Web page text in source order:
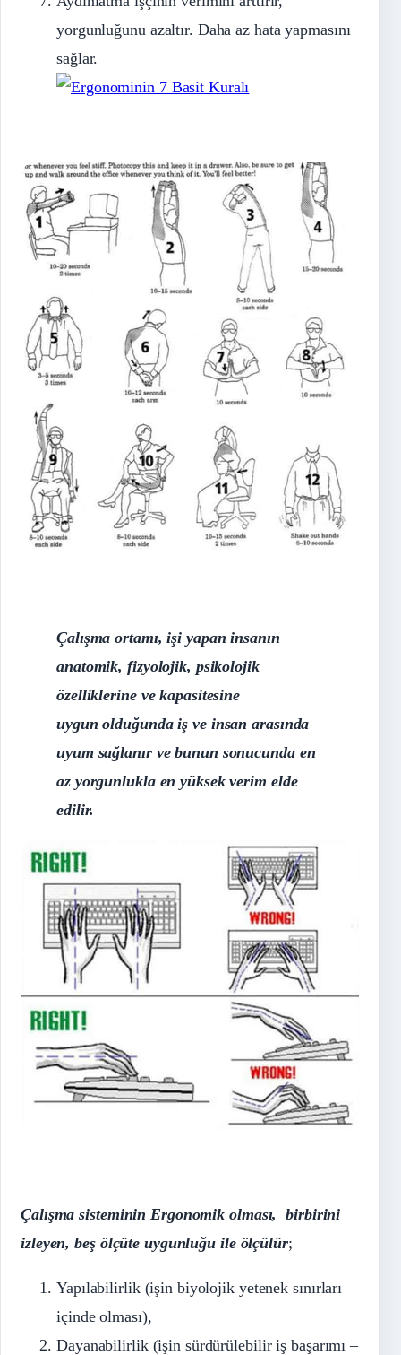
yorgunluğunu azaltır. Daha az hata yapmasını
sağlar.
Çalışma ortamı, işi yapan insanın
anatomik, fizyolojik, psikolojik
özelliklerine ve kapasitesine
uygun olduğunda iş ve insan arasında
uyum sağlanır ve bunun sonucunda en
az yorgunlukla en yüksek verim elde
edilir.
Çalışma sisteminin Ergonomik olması, birbirini
izleyen, beş ölçüte uygunluğu ile ölçülür;
Yapılabilirlik (işin biyolojik yetenek sınırları
içinde olması),
Dayanabilirlik (işin sürdürülebilir iş başarımı –